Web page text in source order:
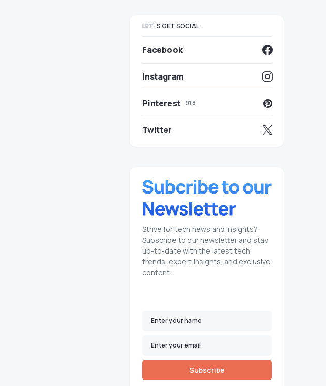
LET`S GET SOCIAL
Facebook
Instagram
Pinterest 918
Twitter
Strive for tech news and insights?
Subscribe to our newsletter and stay
up-to-date with the latest tech
trends, expert insights, and exclusive
content.
Subscribe